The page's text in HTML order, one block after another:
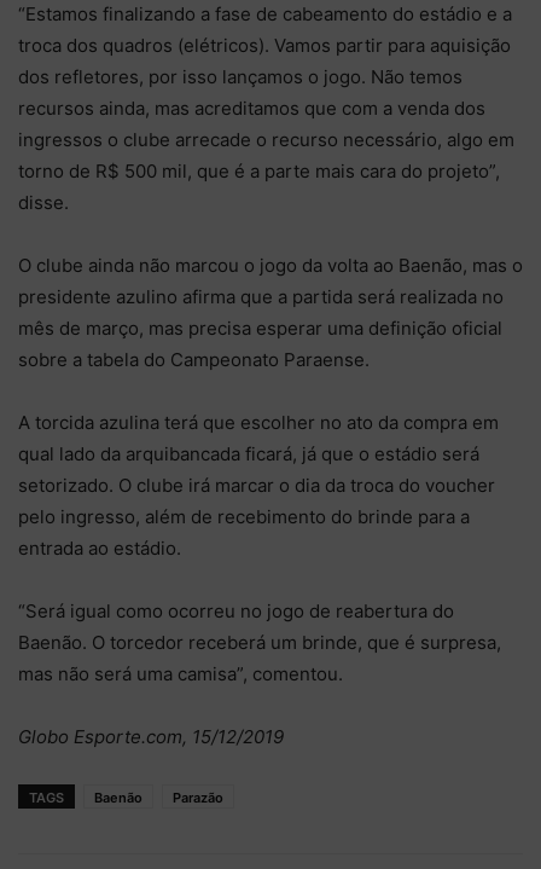
“Estamos finalizando a fase de cabeamento do estádio e a
troca dos quadros (elétricos). Vamos partir para aquisição
dos refletores, por isso lançamos o jogo. Não temos
recursos ainda, mas acreditamos que com a venda dos
ingressos o clube arrecade o recurso necessário, algo em
torno de R$ 500 mil, que é a parte mais cara do projeto”,
disse.
O clube ainda não marcou o jogo da volta ao Baenão, mas o
presidente azulino afirma que a partida será realizada no
mês de março, mas precisa esperar uma definição oficial
sobre a tabela do Campeonato Paraense.
A torcida azulina terá que escolher no ato da compra em
qual lado da arquibancada ficará, já que o estádio será
setorizado. O clube irá marcar o dia da troca do voucher
pelo ingresso, além de recebimento do brinde para a
entrada ao estádio.
“Será igual como ocorreu no jogo de reabertura do
Baenão. O torcedor receberá um brinde, que é surpresa,
mas não será uma camisa”, comentou.
Globo Esporte.com, 15/12/2019
TAGS Baenão Parazão